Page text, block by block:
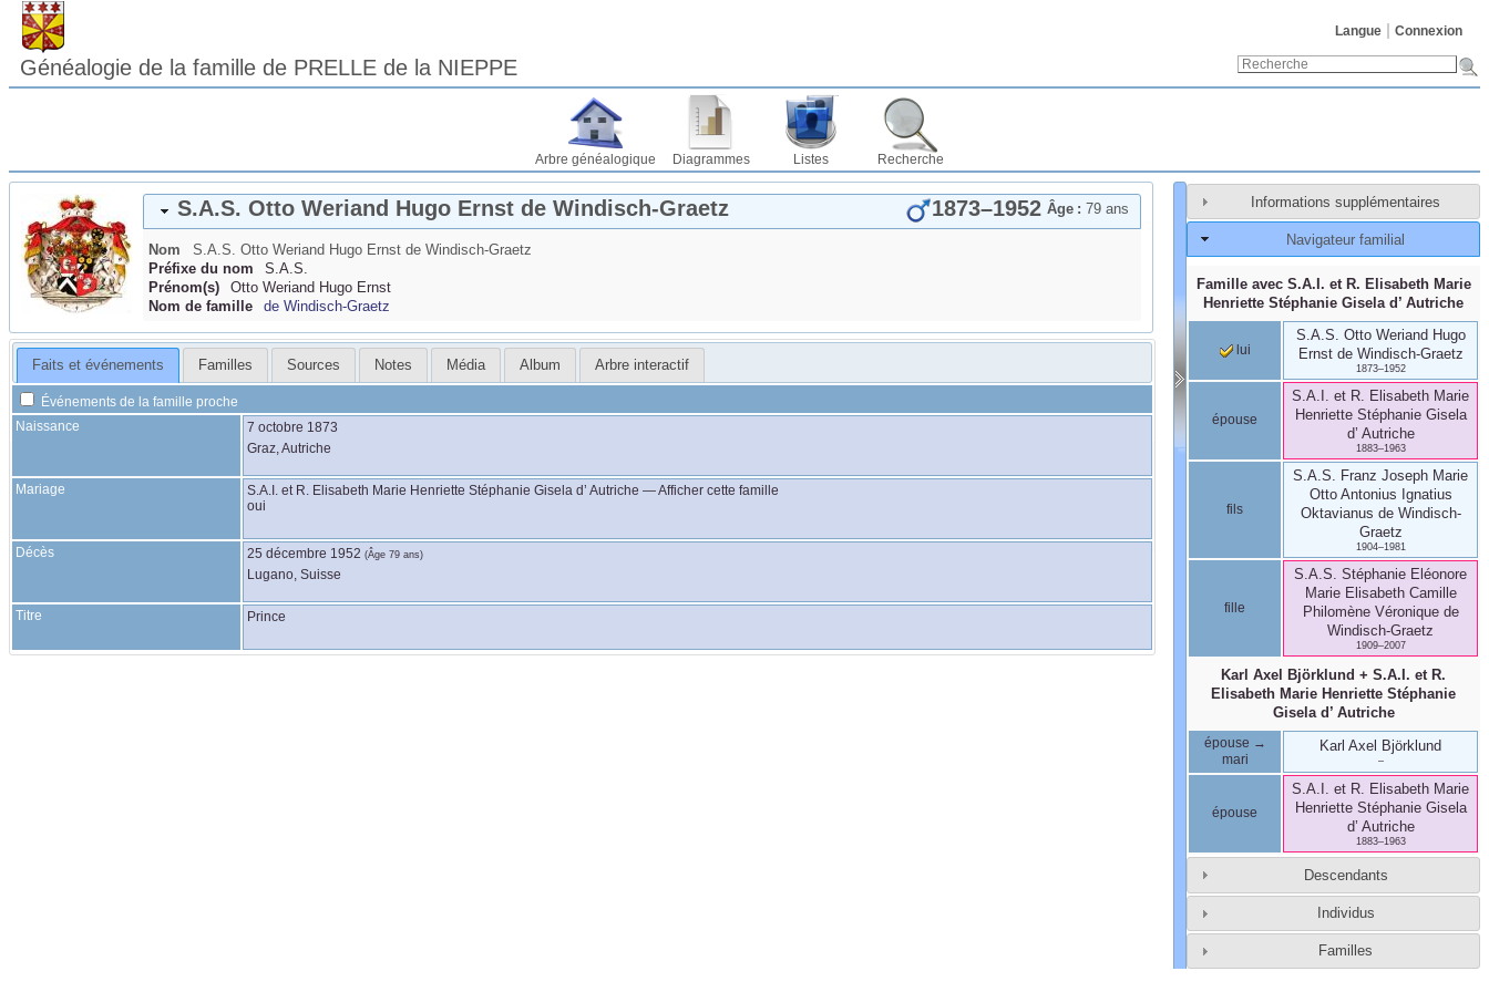
Langue Connexion
Généalogie de la famille de PRELLE de la NIEPPE
Arbre généalogique Diagrammes Listes Recherche
S.A.S. Otto Weriand Hugo Ernst de Windisch-Graetz Âge : 79 ans
1873–1952
Nom S.A.S. Otto Weriand Hugo Ernst de Windisch-Graetz
Préfixe du nom
S.A.S.
Prénom(s)
Otto Weriand Hugo Ernst
Nom de famille
de Windisch-Graetz
Faits et événements Familles Sources Notes Média Album Arbre interactif
Événements de la famille proche
Naissance
7 octobre 1873
Graz, Autriche
Mariage S.A.I. et R. Elisabeth Marie Henriette Stéphanie Gisela d’ Autriche —Afficher cette famille
oui
Décès 25 décembre 1952 (Âge 79 ans)
Lugano, Suisse
Titre Prince
Informations supplémentaires
Navigateur familial
Famille avec S.A.I. et R. Elisabeth Marie
Henriette Stéphanie Gisela d’ Autriche
lui
S.A.S. Otto Weriand Hugo
Ernst de Windisch-Graetz
1873–1952
épouse
S.A.I. et R. Elisabeth Marie
Henriette Stéphanie Gisela
d’ Autriche
1883–1963
fils
S.A.S. Franz Joseph Marie
Otto Antonius Ignatius
Oktavianus de Windisch-
Graetz
1904–1981
fille
S.A.S. Stéphanie Eléonore
Marie Elisabeth Camille
Philomène Véronique de
Windisch-Graetz
1909–2007
Karl Axel Björklund + S.A.I. et R.
Elisabeth Marie Henriette Stéphanie
Gisela d’ Autriche
épouse →
mari
Karl Axel Björklund
–
épouse
S.A.I. et R. Elisabeth Marie
Henriette Stéphanie Gisela
d’ Autriche
1883–1963
Descendants
Individus
Familles